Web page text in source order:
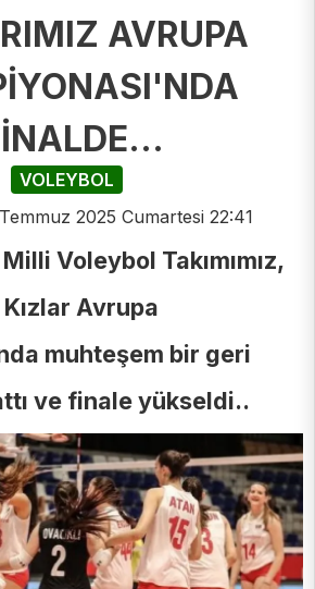
AVRUPA
VOLEYBOL
2025 Cumartesi 22:41
Milli Voleybol Takımımız,
Avrupa
muhteşem bir geri
ve finale yükseldi..